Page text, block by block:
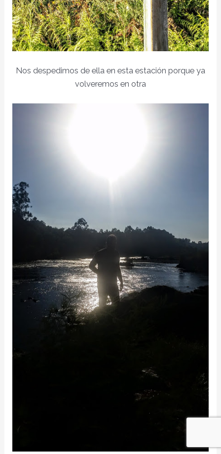
Nos despedimos de ella en esta estación porque ya
volveremos en otra